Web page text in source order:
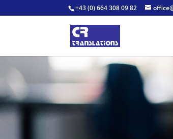
+43 (0) 664 308 09 82